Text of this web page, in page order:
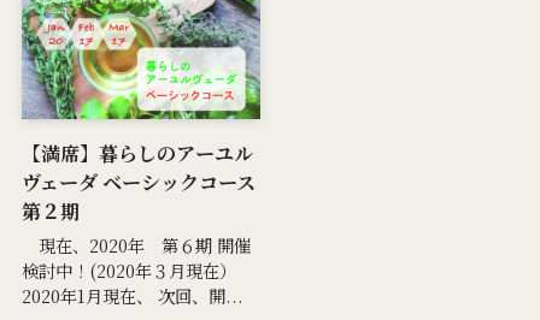
【満席】暮らしのアーユル
ヴェーダ ベーシックコース
第２期
現在、2020年 第６期 開催
検討中！(2020年３月現在）
2020年1月現在、 次回、開...